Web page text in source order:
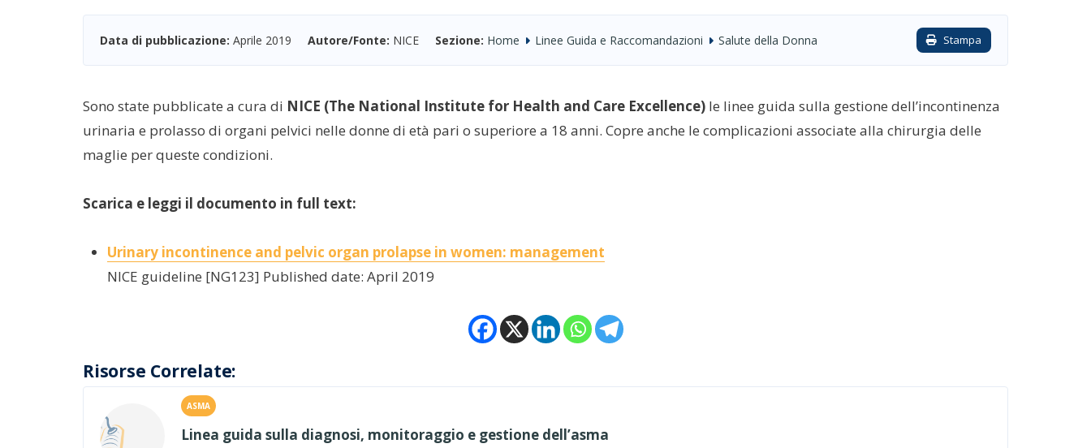
Data di pubblicazione: Aprile 2019 Autore/Fonte: NICE Sezione: Home Linee Guida e Raccomandazioni Salute della Donna Stampa
Sono state pubblicate a cura di NICE (The National Institute for Health and Care Excellence) le linee guida sulla gestione dell’incontinenza
urinaria e prolasso di organi pelvici nelle donne di età pari o superiore a 18 anni. Copre anche le complicazioni associate alla chirurgia delle
maglie per queste condizioni.
Scarica e leggi il documento in full text:
Urinary incontinence and pelvic organ prolapse in women: management
NICE guideline [NG123] Published date: April 2019
Risorse Correlate:
ASMA
Linea guida sulla diagnosi, monitoraggio e gestione dell’asma